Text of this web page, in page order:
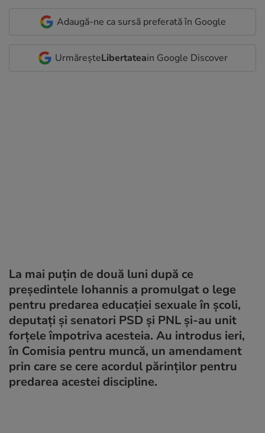
Adaugă-ne ca sursă preferată în Google
UrmăreșteLibertateain Google Discover
La mai puțin de două luni după ce
președintele Iohannis a promulgat o lege
pentru predarea educației sexuale în școli,
deputați și senatori PSD și PNL și-au unit
forțele împotriva acesteia. Au introdus ieri,
în Comisia pentru muncă, un amendament
prin care se cere acordul părinților pentru
predarea acestei discipline.